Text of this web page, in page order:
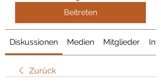
Beitreten
Diskussionen Medien Mitglieder Info
Zurück